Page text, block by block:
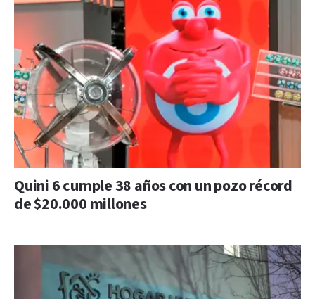
Quini 6 cumple 38 años con un pozo récord
de $20.000 millones